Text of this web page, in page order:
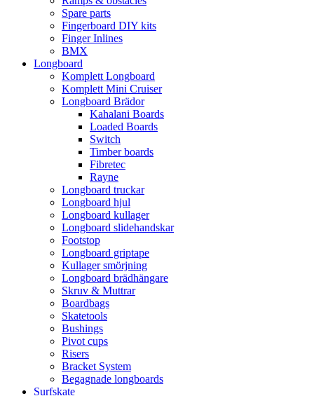
Spare parts
Fingerboard DIY kits
Finger Inlines
BMX
Longboard
Komplett Longboard
Komplett Mini Cruiser
Longboard Brädor
Kahalani Boards
Loaded Boards
Switch
Timber boards
Fibretec
Rayne
Longboard truckar
Longboard hjul
Longboard kullager
Longboard slidehandskar
Footstop
Longboard griptape
Kullager smörjning
Longboard brädhängare
Skruv & Muttrar
Boardbags
Skatetools
Bushings
Pivot cups
Risers
Bracket System
Begagnade longboards
Surfskate